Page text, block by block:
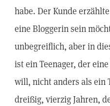
habe. Der Kunde
eine Bloggerin sein
unbegreiflich, aber in
ist ein Teenager, der
will, nicht anders als ein
dreißig, vierzig Jahren,